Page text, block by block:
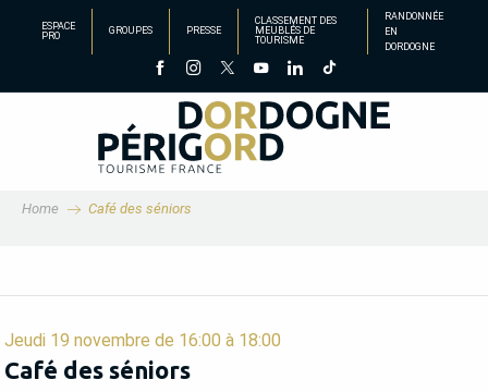
principal
ESPACE
PRO
GROUPES PRESSE
CLASSEMENT DES
MEUBLÉS DE
TOURISME
RANDONNÉE
EN
DORDOGNE
Home Café des séniors
Jeudi 19 novembre de 16:00 à 18:00
Café des séniors